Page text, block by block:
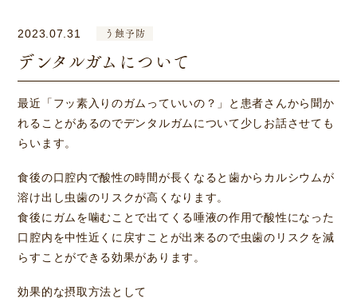
2023.07.31 う蝕予防
デンタルガムについて
最近「フッ素入りのガムっていいの？」と患者さんから聞か
れることがあるのでデンタルガムについて少しお話させても
らいます。
食後の口腔内で酸性の時間が長くなると歯からカルシウムが
溶け出し虫歯のリスクが高くなります。
食後にガムを噛むことで出てくる唾液の作用で酸性になった
口腔内を中性近くに戻すことが出来るので虫歯のリスクを減
らすことができる効果があります。
効果的な摂取方法として